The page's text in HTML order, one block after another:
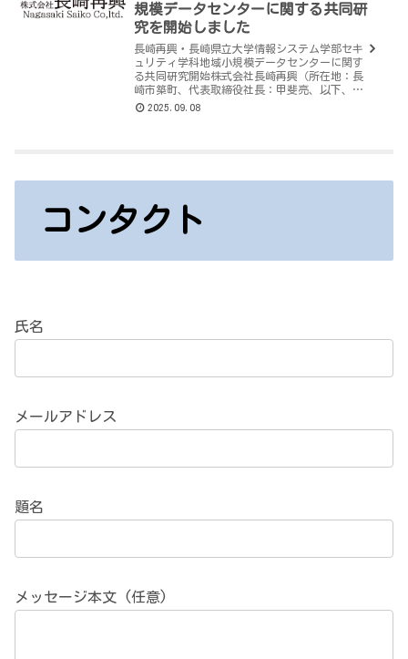
規模データセンターに関する共同研
究を開始しました
長崎再興・長崎県立大学情報システム学部セキ
ュリティ学科地域小規模データセンターに関す
る共同研究開始株式会社長崎再興（所在地：長
崎市築町、代表取締役社長：甲斐亮、以下、長
崎再興）と長崎県公立大学法人（所在地：長崎
2025.09.08
コンタクト
氏名
メールアドレス
題名
メッセージ本文 (任意)